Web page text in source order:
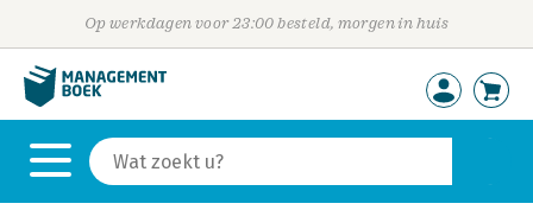
Op werkdagen voor 23:00 besteld, morgen in huis